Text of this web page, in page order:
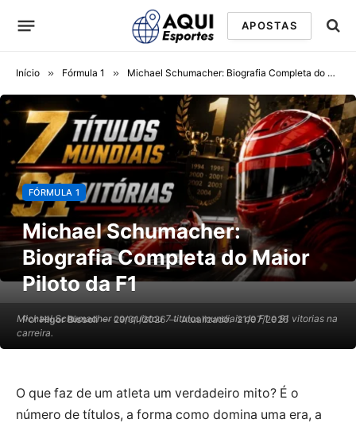
APOSTAS
Início » Fórmula 1 » Michael Schumacher: Biografia Completa do Maior Piloto da F1
Michael Schumacher conquistou 7 titulos mundiais de F1 e 91 vitorias na
carreira.
FÓRMULA 1
Michael Schumacher:
Biografia Completa do Maior
Piloto da F1
Por Higor Bissoli 29/01/2026 Atualizado: 21/07/2026
O que faz de um atleta um verdadeiro mito? É o
número de títulos, a forma como domina uma era, a